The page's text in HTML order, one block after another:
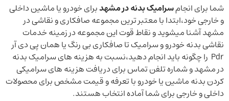
شما برای انجامسرامیک بدنه در مشهدبرای خودرو یا ماشین داخلی
و خارجی خود،ابتدا با معتبر ترین مجموعه صافکاری و نقاشی در
مشهد آشنا میشوید و نقاط قوت این مجموعه در زمینه خدمات
نقاشی بدنه خودرو و سرامیک تا صافکاری بی رنگ یا همان پی دی آر
Pdr را چگونه باید انجام دهید،نسبت به هزینه های سرامیک بدنه
در مشهد و شماره تلفن تماس برای دریافت هزینه های سرامیکی
کردن بدنه ماشین یا خودرو با تعرفه و قیمت مشخص برای محصولات
داخلی و خارجی برای شما آماده انتخاب هستند.